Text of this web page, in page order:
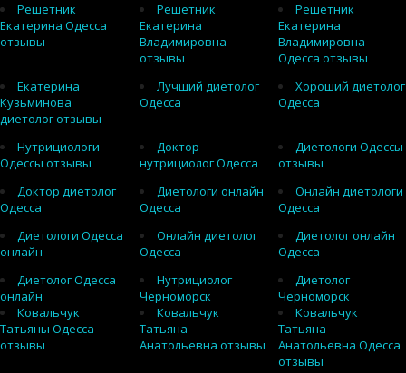
Решетник
Екатерина Одесса
отзывы
Решетник
Екатерина
Владимировна
отзывы
Решетник
Екатерина
Владимировна
Одесса отзывы
Екатерина
Кузьминова
диетолог отзывы
Лучший диетолог
Одесса
Хороший диетолог
Одесса
Нутрициологи
Одессы отзывы
Доктор
нутрициолог Одесса
Диетологи Одессы
отзывы
Доктор диетолог
Одесса
Диетологи онлайн
Одесса
Онлайн диетологи
Одесса
Диетологи Одесса
онлайн
Онлайн диетолог
Одесса
Диетолог онлайн
Одесса
Диетолог Одесса
онлайн
Нутрициолог
Черноморск
Диетолог
Черноморск
Ковальчук
Татьяны Одесса
отзывы
Ковальчук
Татьяна
Анатольевна отзывы
Ковальчук
Татьяна
Анатольевна Одесса
отзывы